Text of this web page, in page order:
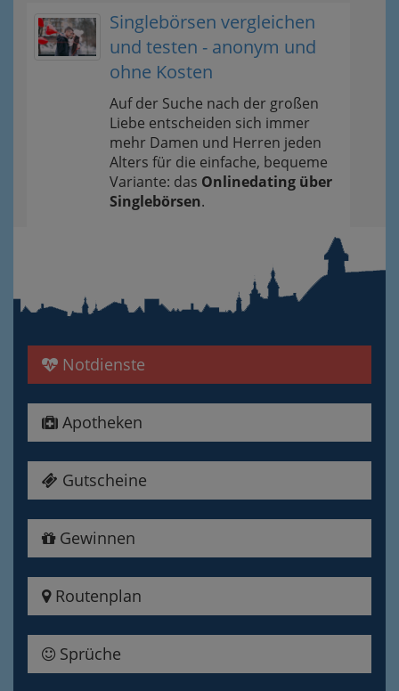
Singlebörsen vergleichen
und testen - anonym und
ohne Kosten
Auf der Suche nach der großen
Liebe entscheiden sich immer
mehr Damen und Herren jeden
Alters für die einfache, bequeme
Variante: das Onlinedating über
Singlebörsen.
Notdienste
Apotheken
Gutscheine
Gewinnen
Routenplan
Sprüche